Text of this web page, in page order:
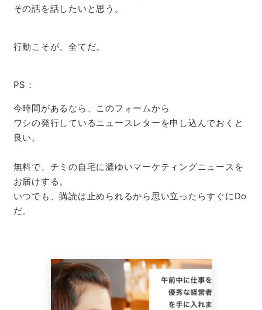
その話を話したいと思う。
行動こそが、全てだ。
PS：
今時間があるなら、このフォームから
ワシの発行しているニュースレターを申し込んでおくと
良い。
無料で、チミの自宅に濃ゆいマーケティングニュースを
お届けする。
いつでも、購読は止められるから思い立ったらすぐにDo
だ。